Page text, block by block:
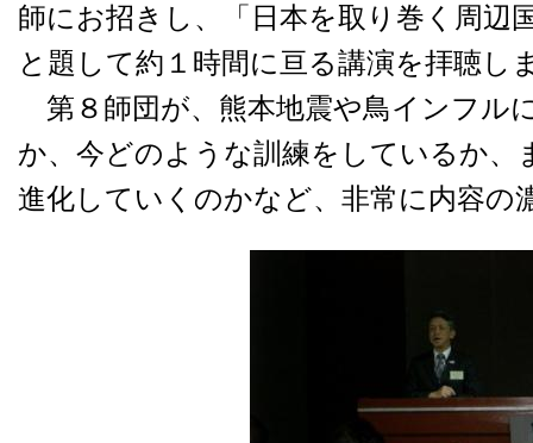
師にお招きし、「日本を取り巻く周辺
と題して約１時間に亘る講演を拝聴し
第８師団が、熊本地震や鳥インフル
か、今どのような訓練をしているか、
進化していくのかなど、非常に内容の